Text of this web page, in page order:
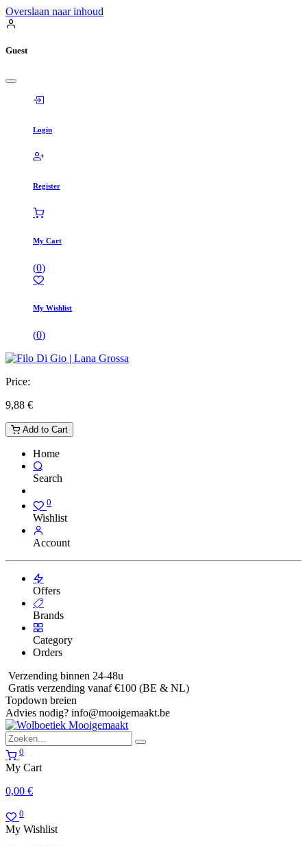
Overslaan naar inhoud
Guest
Login
Register
My Cart
(0)
My Wishlist
(0)
Price:
9,88 €
Add to Cart
Home
Search
0
Wishlist
Account
Offers
Brands
Category
Orders
Verzending binnen 24-48u
Gratis verzending vanaf €100 (BE & NL)
Topdown breien
Advies nodig? info@mooigemaakt.be
0
My Cart
0,00 €
0
My Wishlist